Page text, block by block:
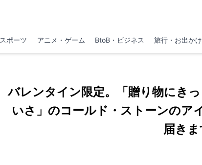
スポーツ アニメ・ゲーム BtoB・ビジネス 旅行・お出かけ
バレンタイン限定。「贈り物にき
いさ」のコールド・ストーンのア
届きま